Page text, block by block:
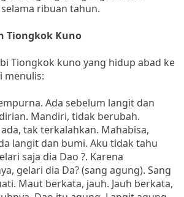
ribuan tahun.
Tiongkok Kuno
Tiongkok kuno yang hidup abad ke
menulis:
Ada sebelum langit dan
Mandiri, tidak berubah.
tak terkalahkan. Mahabisa,
langit dan bumi. Aku tidak tahu
saja dia Dao ?. Karena
gelari dia Da? (sang agung). Sang
Maut berkata, jauh. Jauh berkata,